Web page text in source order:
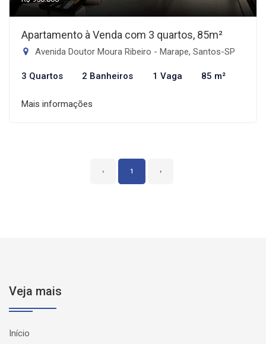
Apartamento à Venda com 3 quartos, 85m²
Avenida Doutor Moura Ribeiro - Marape, Santos-SP
3 Quartos 2 Banheiros 1 Vaga 85 m²
Mais informações
‹ 1 ›
Veja mais
Início